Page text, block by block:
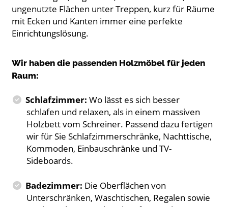
ungenutzte Flächen unter Treppen, kurz für Räume
mit Ecken und Kanten immer eine perfekte
Einrichtungslösung.
Wir haben die passenden Holzmöbel für jeden
Raum:
Schlafzimmer: Wo lässt es sich besser
schlafen und relaxen, als in einem massiven
Holzbett vom Schreiner. Passend dazu fertigen
wir für Sie Schlafzimmerschränke, Nachttische,
Kommoden, Einbauschränke und TV-
Sideboards.
Badezimmer: Die Oberflächen von
Unterschränken, Waschtischen, Regalen sowie